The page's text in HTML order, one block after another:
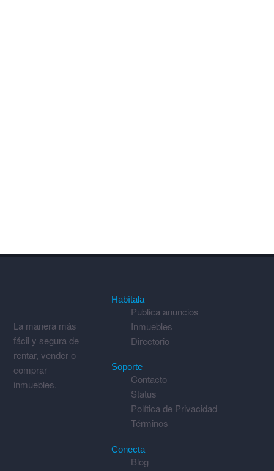
La manera más
fácil y segura de
rentar, vender o
comprar
inmuebles.
Habítala
Publica anuncios
Inmuebles
Directorio
Soporte
Contacto
Status
Política de Privacidad
Términos
Conecta
Blog